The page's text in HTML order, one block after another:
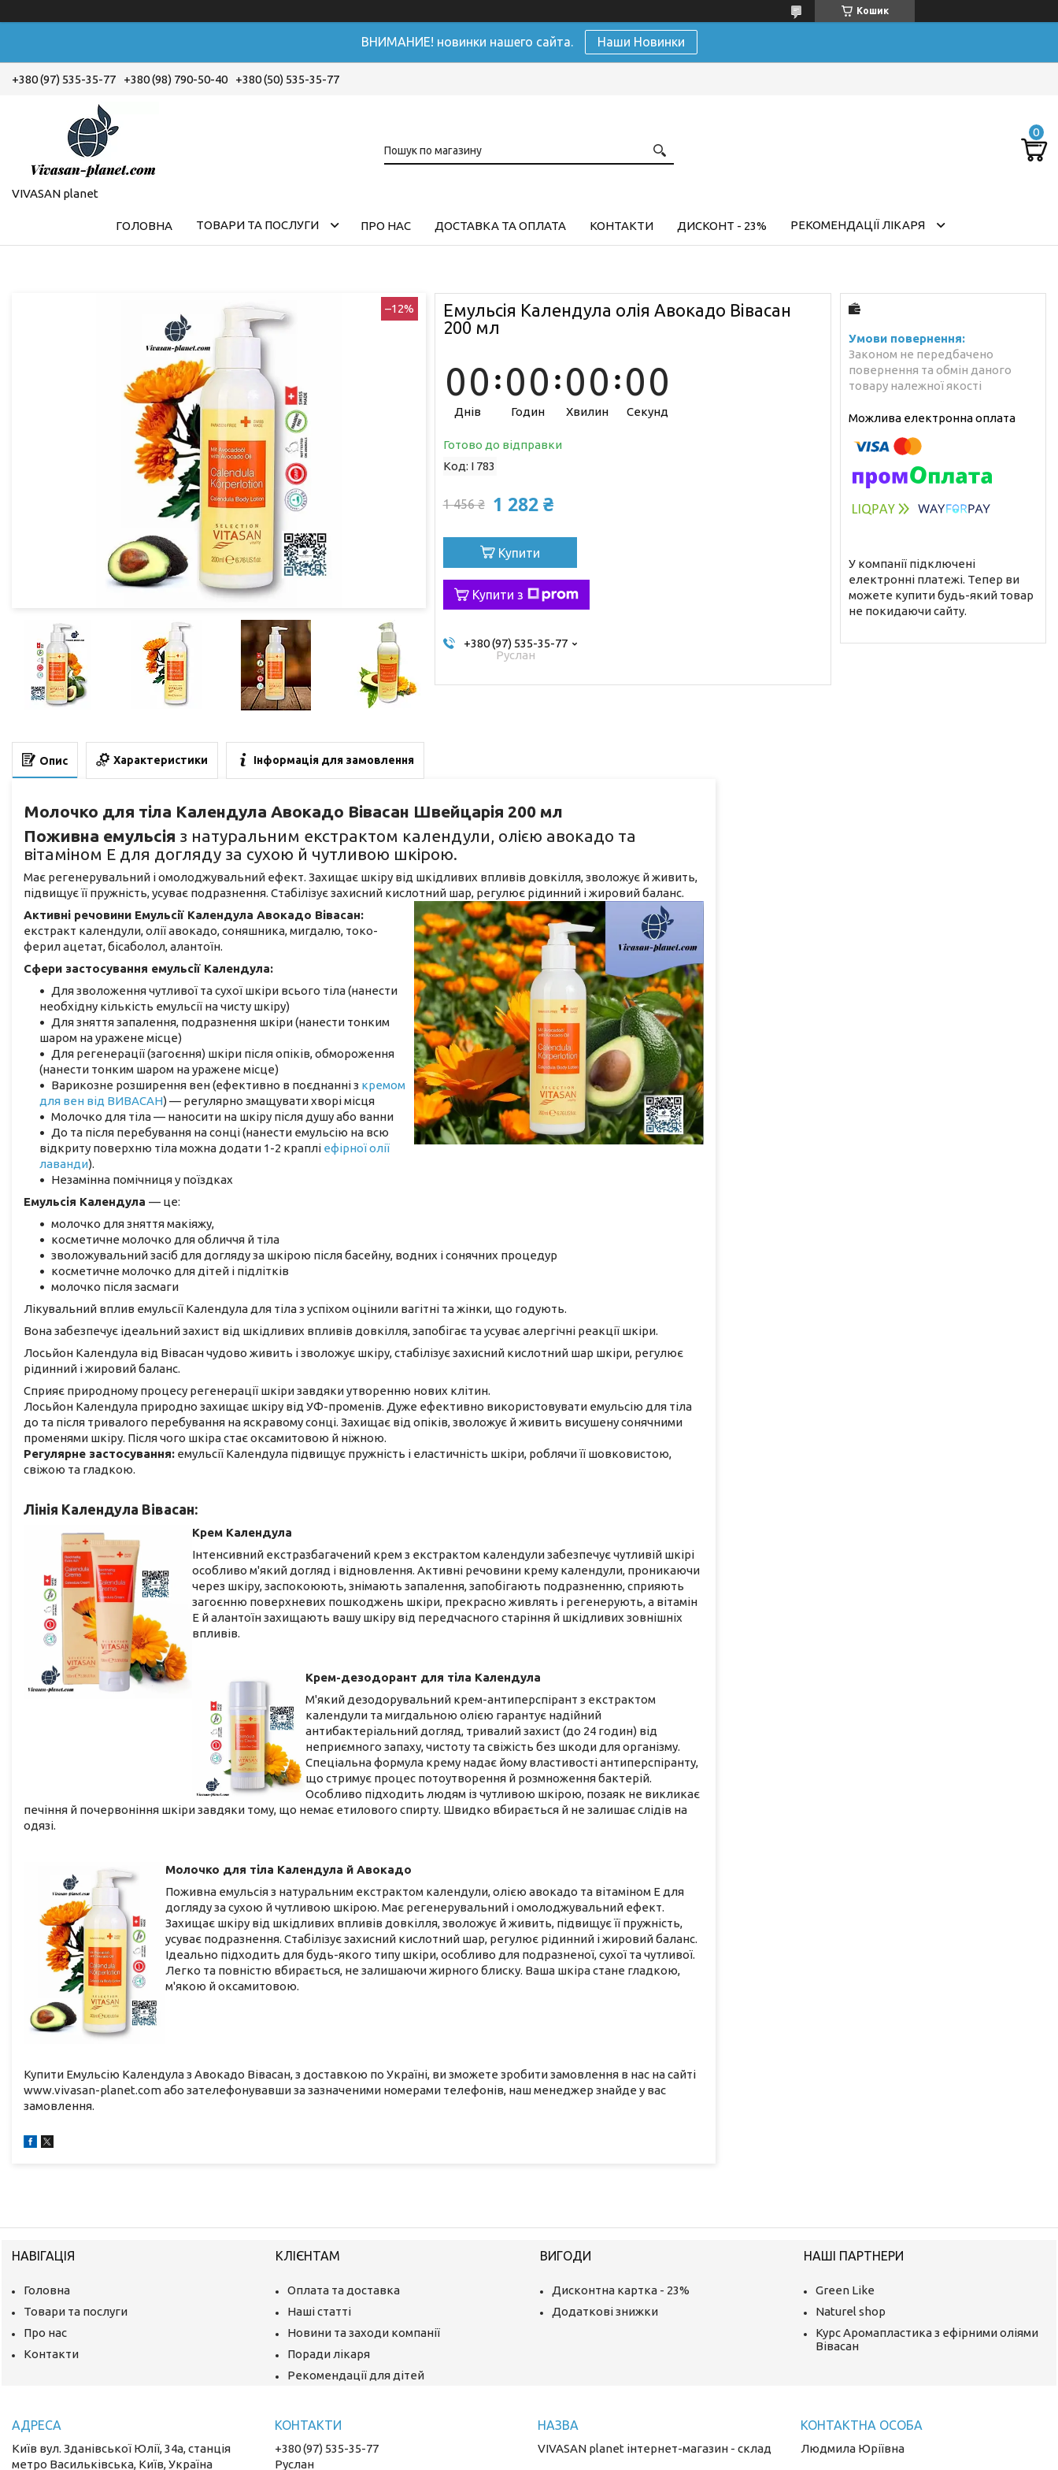
Кошик
ВНИМАНИЕ! новинки нашего сайта. Наши Новинки
+380 (97) 535-35-77 +380 (98) 790-50-40 +380 (50) 535-35-77
VIVASAN planet
ГОЛОВНА ТОВАРИ ТА ПОСЛУГИ ПРО НАС ДОСТАВКА ТА ОПЛАТА КОНТАКТИ ДИСКОНТ - 23% РЕКОМЕНДАЦІЇ ЛІКАРЯ
–12%
Емульсія Календула олія Авокадо Вівасан
200 мл
00
Днів
00
Годин
00
Хвилин
00
Секунд
Готово до відправки
Код: I 783
1 456 ₴ 1 282 ₴
Купити
Купити з
+380 (97) 535-35-77
Руслан
Законом не передбачено
повернення та обмін даного
товару належної якості
У компанії підключені
електронні платежі. Тепер ви
можете купити будь-який товар
не покидаючи сайту.
Опис Характеристики Інформація для замовлення
Молочко для тіла Календула Авокадо Вівасан Швейцарія 200 мл
Поживна емульсія з натуральним екстрактом календули, олією авокадо та
вітаміном Е для догляду за сухою й чутливою шкірою.
Має регенерувальний і омолоджувальний ефект. Захищає шкіру від шкідливих впливів довкілля, зволожує й живить,
підвищує її пружність, усуває подразнення. Стабілізує захисний кислотний шар, регулює рідинний і жировий баланс.
Активні речовини Емульсії Календула Авокадо Вівасан:
екстракт календули, олії авокадо, соняшника, мигдалю, токо-
ферил ацетат, бісаболол, алантоїн.
Сфери застосування емульсії Календула:
Для зволоження чутливої та сухої шкіри всього тіла (нанести
необхідну кількість емульсії на чисту шкіру)
Для зняття запалення, подразнення шкіри (нанести тонким
шаром на уражене місце)
Для регенерації (загоєння) шкіри після опіків, обмороження
(нанести тонким шаром на уражене місце)
Варикозне розширення вен (ефективно в поєднанні з кремом
для вен від ВИВАСАН) — регулярно змащувати хворі місця
Молочко для тіла — наносити на шкіру після душу або ванни
До та після перебування на сонці (нанести емульсію на всю
відкриту поверхню тіла можна додати 1-2 краплі ефірної олії
лаванди).
Незамінна помічниця у поїздках
Емульсія Календула — це:
молочко для зняття макіяжу,
косметичне молочко для обличчя й тіла
зволожувальний засіб для догляду за шкірою після басейну, водних і сонячних процедур
косметичне молочко для дітей і підлітків
молочко після засмаги
Лікувальний вплив емульсії Календула для тіла з успіхом оцінили вагітні та жінки, що годують.
Вона забезпечує ідеальний захист від шкідливих впливів довкілля, запобігає та усуває алергічні реакції шкіри.
Лосьйон Календула від Вівасан чудово живить і зволожує шкіру, стабілізує захисний кислотний шар шкіри, регулює
рідинний і жировий баланс.
Сприяє природному процесу регенерації шкіри завдяки утворенню нових клітин.
Лосьйон Календула природно захищає шкіру від УФ-променів. Дуже ефективно використовувати емульсію для тіла
до та після тривалого перебування на яскравому сонці. Захищає від опіків, зволожує й живить висушену сонячними
променями шкіру. Після чого шкіра стає оксамитовою й ніжною.
Регулярне застосування: емульсії Календула підвищує пружність і еластичність шкіри, роблячи її шовковистою,
свіжою та гладкою.
Лінія Календула Вівасан:
Крем Календула
Інтенсивний екстразбагачений крем з екстрактом календули забезпечує чутливій шкірі
особливо м'який догляд і відновлення. Активні речовини крему календули, проникаючи
через шкіру, заспокоюють, знімають запалення, запобігають подразненню, сприяють
загоєнню поверхневих пошкоджень шкіри, прекрасно живлять і регенерують, а вітамін
Е й алантоїн захищають вашу шкіру від передчасного старіння й шкідливих зовнішніх
впливів.
Крем-дезодорант для тіла Календула
М'який дезодорувальний крем-антиперспірант з екстрактом
календули та мигдальною олією гарантує надійний
антибактеріальний догляд, тривалий захист (до 24 годин) від
неприємного запаху, чистоту та свіжість без шкоди для організму.
Спеціальна формула крему надає йому властивості антиперспіранту,
що стримує процес потоутворення й розмноження бактерій.
Особливо підходить людям із чутливою шкірою, позаяк не викликає
печіння й почервоніння шкіри завдяки тому, що немає етилового спирту. Швидко вбирається й не залишає слідів на
одязі.
Молочко для тіла Календула й Авокадо
Поживна емульсія з натуральним екстрактом календули, олією авокадо та вітаміном Е для
догляду за сухою й чутливою шкірою. Має регенерувальний і омолоджувальний ефект.
Захищає шкіру від шкідливих впливів довкілля, зволожує й живить, підвищує її пружність,
усуває подразнення. Стабілізує захисний кислотний шар, регулює рідинний і жировий баланс.
Ідеально підходить для будь-якого типу шкіри, особливо для подразненої, сухої та чутливої.
Легко та повністю вбирається, не залишаючи жирного блиску. Ваша шкіра стане гладкою,
м'якою й оксамитовою.
Купити Емульсію Календула з Авокадо Вівасан, з доставкою по Україні, ви зможете зробити замовлення в нас на сайті
www.vivasan-planet.com або зателефонувавши за зазначеними номерами телефонів, наш менеджер знайде у вас
замовлення.
НАВІГАЦІЯ
Головна
Товари та послуги
Про нас
Контакти
КЛІЄНТАМ
Оплата та доставка
Наші статті
Новини та заходи компанії
Поради лікаря
Рекомендації для дітей
ВИГОДИ
Дисконтна картка - 23%
Додаткові знижки
НАШІ ПАРТНЕРИ
Green Like
Naturel shop
Курс Аромапластика з ефірними оліями
Вівасан
Київ вул. Зданівської Юлії, 34а, станція
метро Васильківська, Київ, Україна
+380 (97) 535-35-77
Руслан
VIVASAN planet інтернет-магазин - склад Людмила Юріївна